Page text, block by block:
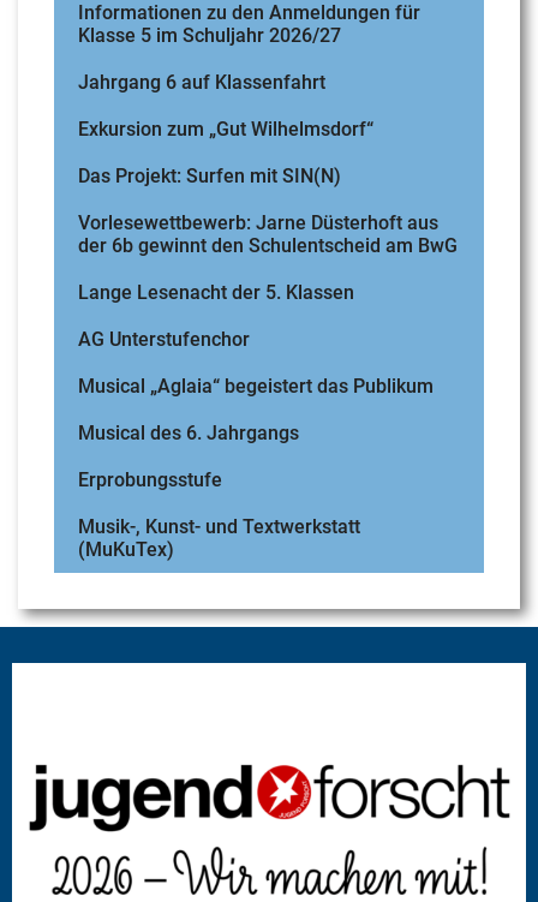
Informationen zu den Anmeldungen für
Klasse 5 im Schuljahr 2026/27
Jahrgang 6 auf Klassenfahrt
Exkursion zum „Gut Wilhelmsdorf“
Das Projekt: Surfen mit SIN(N)
Vorlesewettbewerb: Jarne Düsterhoft aus
der 6b gewinnt den Schulentscheid am BwG
Lange Lesenacht der 5. Klassen
AG Unterstufenchor
Musical „Aglaia“ begeistert das Publikum
Musical des 6. Jahrgangs
Erprobungsstufe
Musik-, Kunst- und Textwerkstatt
(MuKuTex)